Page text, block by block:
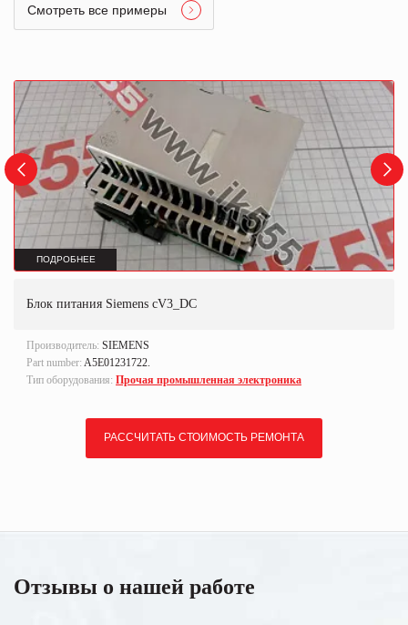
Смотреть все примеры
ПОДРОБНЕЕ
Блок питания Siemens cV3_DC
Производитель: SIEMENS
Part number: A5E01231722.
Тип оборудования: Прочая промышленная электроника
РАССЧИТАТЬ СТОИМОСТЬ РЕМОНТА
Отзывы о нашей работе